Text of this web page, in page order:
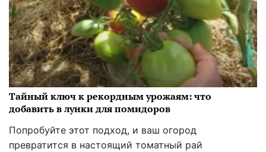
Тайный ключ к рекордным урожаям: что
добавить в лунки для помидоров
Попробуйте этот подход, и ваш огород
превратится в настоящий томатный рай